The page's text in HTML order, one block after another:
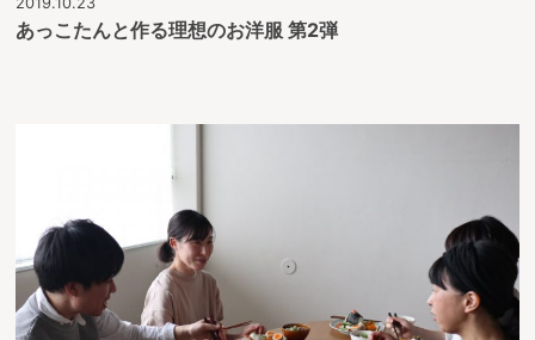
あっこたんと作る理想のお洋服 第2弾